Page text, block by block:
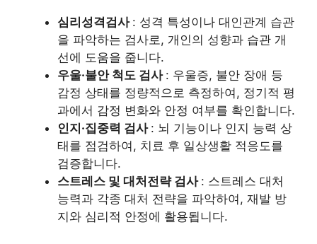
심리성격검사 : 성격 특성이나 대인관계 습관
을 파악하는 검사로, 개인의 성향과 습관 개
선에 도움을 줍니다.
우울·불안 척도 검사 : 우울증, 불안 장애 등
감정 상태를 정량적으로 측정하여, 정기적 평
과에서 감정 변화와 안정 여부를 확인합니다.
인지·집중력 검사 : 뇌 기능이나 인지 능력 상
태를 점검하여, 치료 후 일상생활 적응도를
검증합니다.
스트레스 및 대처전략 검사 : 스트레스 대처
능력과 각종 대처 전략을 파악하여, 재발 방
지와 심리적 안정에 활용됩니다.